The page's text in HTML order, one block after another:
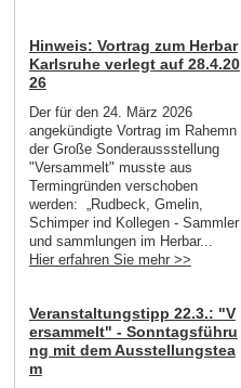
Hinweis: Vortrag zum Herbar
Karlsruhe verlegt auf 28.4.20
26
Der für den 24. März 2026
angekündigte Vortrag im Rahemn
der Große Sonderaussstellung
"Versammelt" musste aus
Termingründen verschoben
werden: „Rudbeck, Gmelin,
Schimper ind Kollegen - Sammler
und sammlungen im Herbar...
Hier erfahren Sie mehr >>
Veranstaltungstipp 22.3.: "V
ersammelt" - Sonntagsführu
ng mit dem Ausstellungstea
m